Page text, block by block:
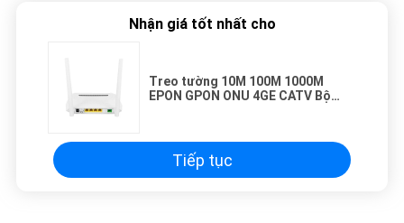
Nhận giá tốt nhất cho
Treo tường 10M 100M 1000M
EPON GPON ONU 4GE CATV Bộ
Tiếp tục